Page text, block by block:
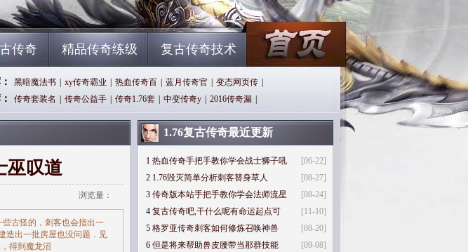
传奇 精品传奇练级 复古传奇技术
黑暗魔法书 xy传奇霸业 热血传奇百 蓝月传奇官 变态网页传
传奇套装名 传奇公益手 传奇1.76套 中变传奇y 2016传奇漏
巫叹道
浏览量：
古怪的，刺客也会指出一
造出一批房屋也没问题．见
得到魔龙沼
1.76复古传奇最近更新
[06-22]
1 热血传奇手把手教你学会战士狮子吼
[08-27]
2 1.76毁灭简单分析刺客替身草人
[08-24]
3 传奇版本站手把手教你学会法师流星
[11-10]
4 复古传奇吧,干什么呢有命运起点可
[08-20]
5 格罗亚传奇刺客如何修炼召唤神兽
[09-08]
6 但是将来帮助兽皮腰带当那群技能